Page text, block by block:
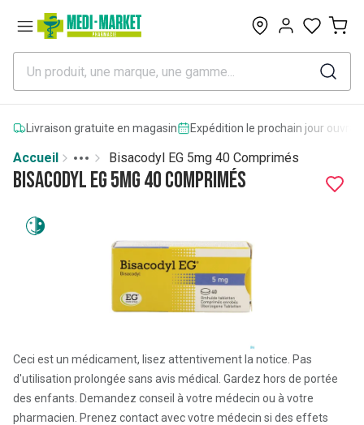
0
Livraison gratuite en magasin Expédition le prochain jour
Accueil
More
Toggle menu
Bisacodyl EG 5mg 40 Comprimés
Bisacodyl EG 5mg 40 Comprimés
Ceci est un médicament, lisez attentivement la notice. Pas
d'utilisation prolongée sans avis médical. Gardez hors de portée
des enfants. Demandez conseil à votre médecin ou à votre
pharmacien. Prenez contact avec votre médecin si des effets